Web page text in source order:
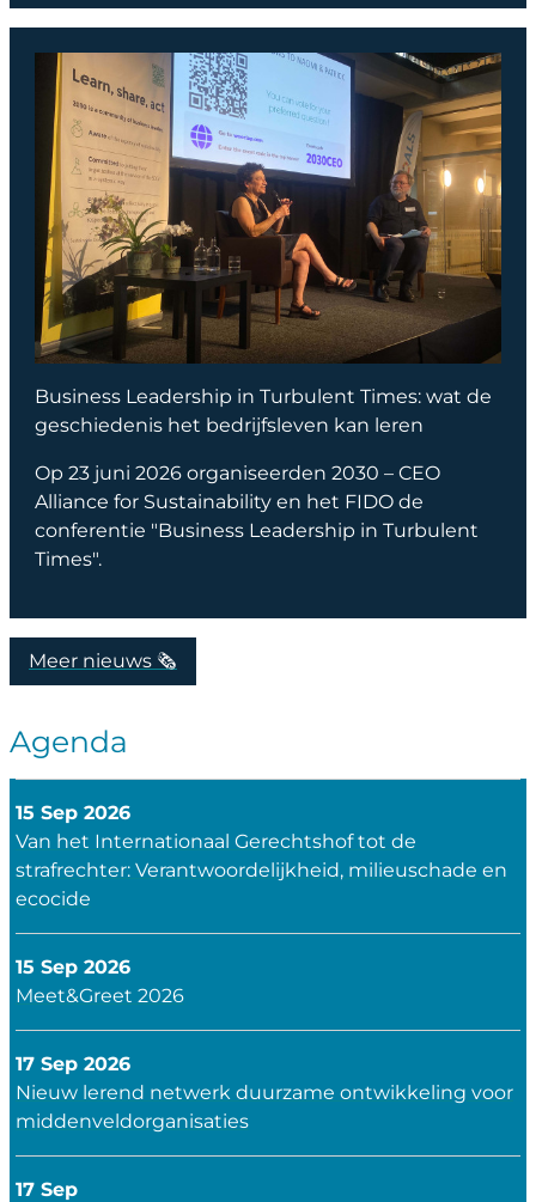
Business Leadership in Turbulent Times: wat de
geschiedenis het bedrijfsleven kan leren
Op 23 juni 2026 organiseerden 2030 – CEO
Alliance for Sustainability en het FIDO de
conferentie "Business Leadership in Turbulent
Times".
Meer nieuws 🗞️
Agenda
15 Sep 2026
Van het Internationaal Gerechtshof tot de
strafrechter: Verantwoordelijkheid, milieuschade en
ecocide
15 Sep 2026
Meet&Greet 2026
17 Sep 2026
Nieuw lerend netwerk duurzame ontwikkeling voor
middenveldorganisaties
17 Sep